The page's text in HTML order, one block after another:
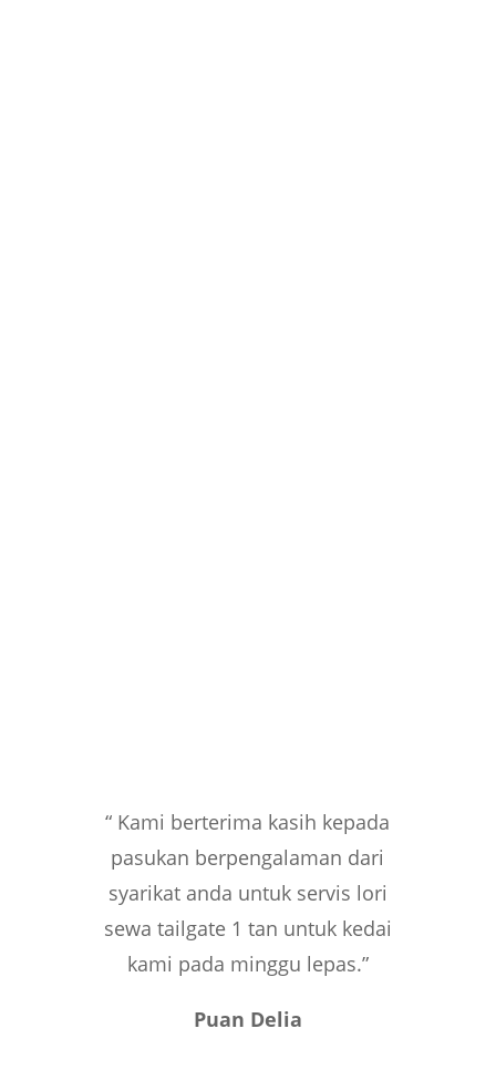
“ Kami berterima kasih kepada
pasukan berpengalaman dari
syarikat anda untuk servis lori
sewa tailgate 1 tan untuk kedai
kami pada minggu lepas.”
Puan Delia